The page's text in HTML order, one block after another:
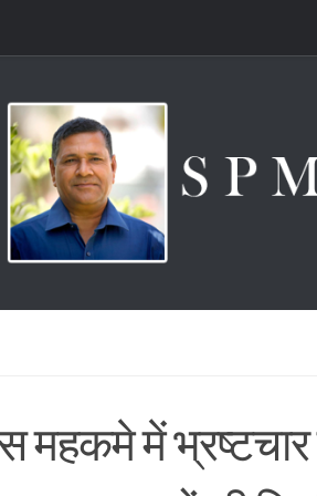
महकमे में भ्रष्टचार